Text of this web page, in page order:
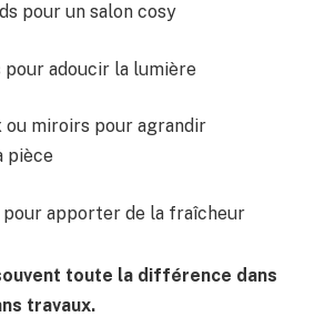
pour un salon cosy
pour adoucir la lumière
ou miroirs pour agrandir
pièce
apporter de la fraîcheur
toute la différence dans
travaux.